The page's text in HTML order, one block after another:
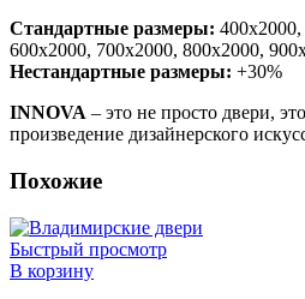
Стандартные размеры:
600х2000, 700х2000, 800х2000,
Нестандартные размеры: +30%
INNOVA – это не просто двери,
произведение дизайнерского
Похожие
Быстрый просмотр
В корзину